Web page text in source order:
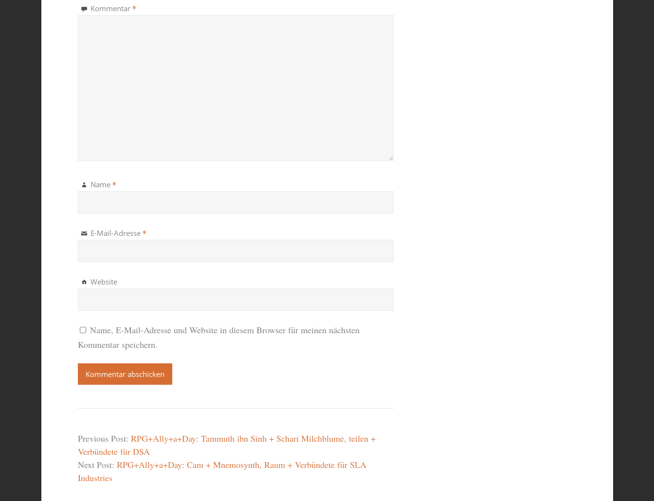
Kommentar *
Name *
E-Mail-Adresse *
Website
Name, E-Mail-Adresse und Website in diesem Browser für meinen nächsten
Kommentar speichern.
Previous Post: RPG+Ally+a+Day: Tammuth ibn Sinh + Schari Milchblume, teilen +
Verbündete für DSA
Next Post: RPG+Ally+a+Day: Cam + Mnemosynth, Raum + Verbündete für SLA
Industries